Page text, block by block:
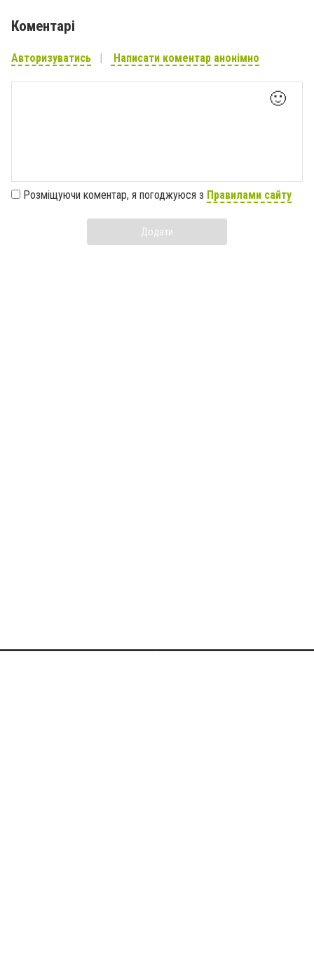
Коментарі
Авторизуватись Написати коментар анонімно
🙂
Розміщуючи коментар, я погоджуюся з Правилами сайту
Додати